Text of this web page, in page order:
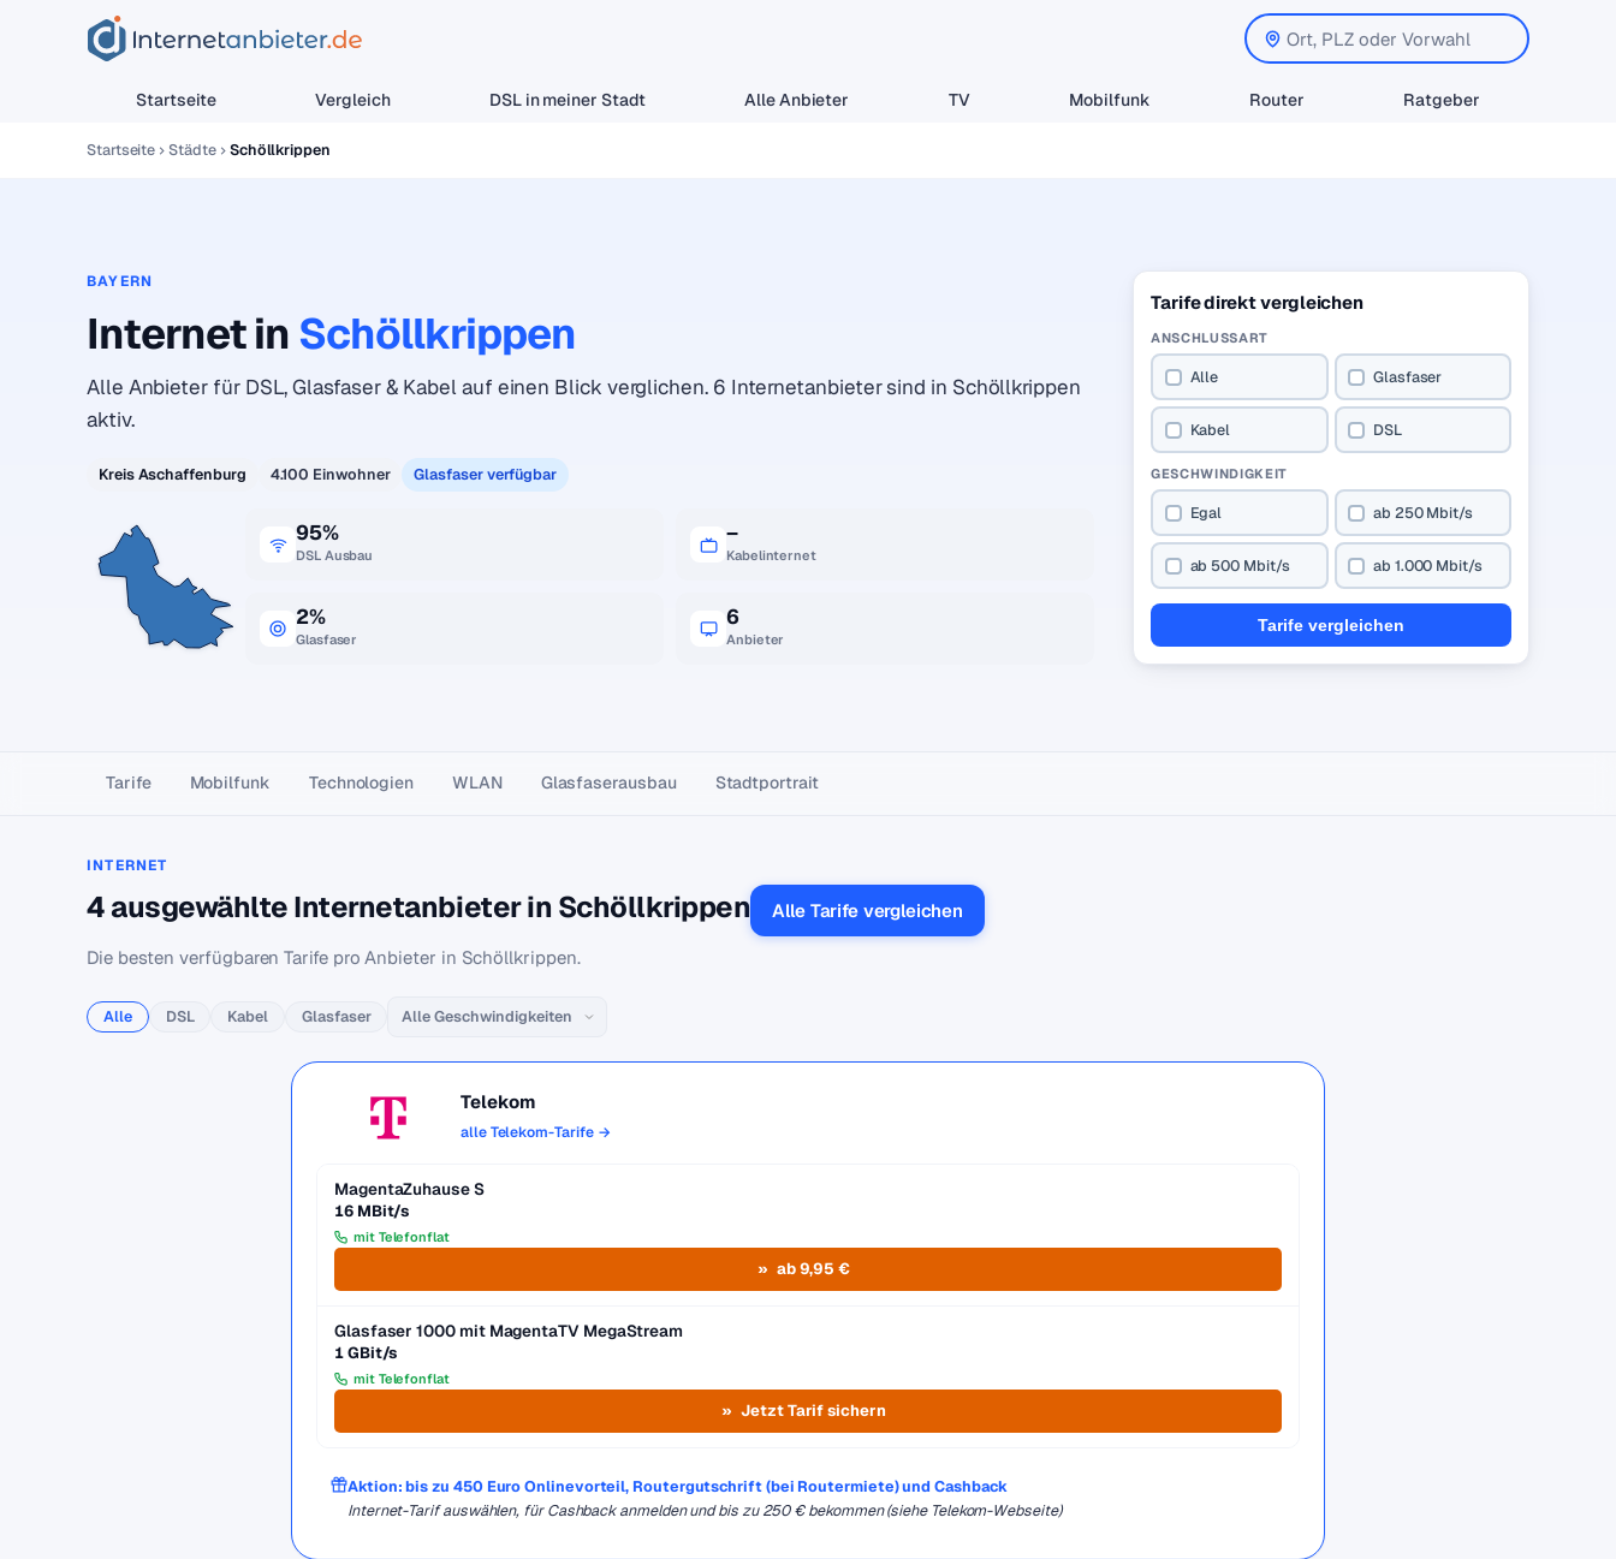
Startseite Vergleich DSL in meiner Stadt Alle Anbieter TV Mobilfunk Router Ratgeber
Startseite Städte Schöllkrippen
BAYERN
Internet in Schöllkrippen
Alle Anbieter für DSL, Glasfaser & Kabel auf einen Blick verglichen. 6 Internetanbieter sind in Schöllkrippen
aktiv.
Kreis Aschaffenburg 4.100 Einwohner Glasfaser verfügbar
95%
DSL Ausbau
–
Kabelinternet
2%
Glasfaser
6
Anbieter
Tarife direkt vergleichen
ANSCHLUSSART
Alle Glasfaser
Kabel DSL
GESCHWINDIGKEIT
Egal ab 250 Mbit/s
ab 500 Mbit/s ab 1.000 Mbit/s
Tarife vergleichen
Tarife Mobilfunk Technologien WLAN Glasfaser­ausbau Stadtportrait
INTERNET
4 ausgewählte Internetanbieter in Schöllkrippen Alle Tarife vergleichen
Die besten verfügbaren Tarife pro Anbieter in Schöllkrippen.
Alle DSL Kabel Glasfaser
Telekom
alle Telekom-Tarife →
MagentaZuhause S
16 MBit/s
mit Telefonflat
ab 9,95 €
Glasfaser 1000 mit MagentaTV MegaStream
1 GBit/s
mit Telefonflat
Jetzt Tarif sichern
Aktion: bis zu 450 Euro Onlinevorteil, Routergutschrift (bei Routermiete) und Cashback
Internet-Tarif auswählen, für Cashback anmelden und bis zu 250 € bekommen (siehe Telekom-Webseite)